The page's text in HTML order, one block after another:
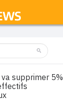
supprimer 5%